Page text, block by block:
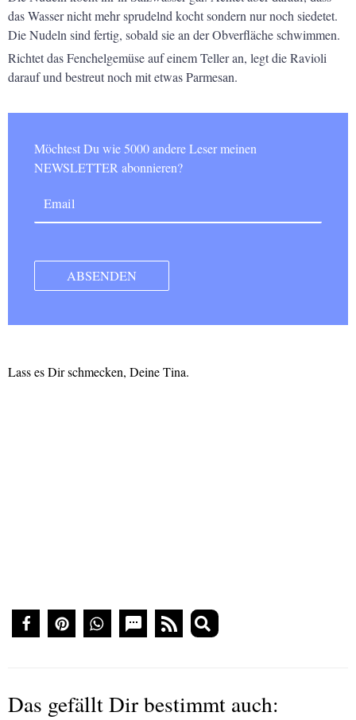
das Wasser nicht mehr sprudelnd kocht sondern nur noch siedetet.
Die Nudeln sind fertig, sobald sie an der Obverfläche schwimmen.
Richtet das Fenchelgemüse auf einem Teller an, legt die Ravioli
darauf und bestreut noch mit etwas Parmesan.
Möchtest Du wie 5000 andere Leser meinen
NEWSLETTER abonnieren?
Lass es Dir schmecken, Deine Tina.
Das gefällt Dir bestimmt auch: